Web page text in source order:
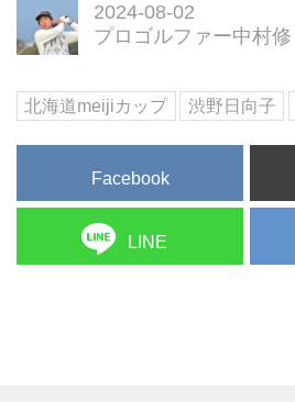
2024-08-02
プロゴルファー中村修
北海道meijiカップ 渋野日向子
Facebook
LINE